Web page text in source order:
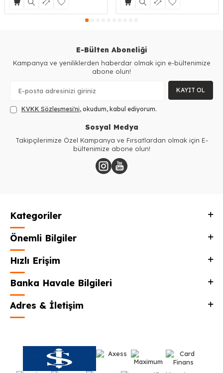
E-Bülten Aboneliği
Kampanya ve yeniliklerden haberdar olmak için e-bültenimize
abone olun!
KAYIT OL
KVKK Sözleşmesi'ni, okudum, kabul ediyorum.
Sosyal Medya
Takipçilerimize Özel Kampanya ve Fırsatlardan olmak için E-
bültenimize abone olun!
Kategoriler
Önemli Bilgiler
Hızlı Erişim
Banka Havale Bilgileri
Adres & İletişim